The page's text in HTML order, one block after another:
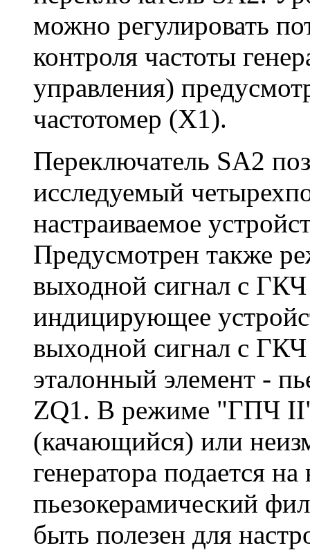
можно регулировать
контроля частоты
управления)
частотомер (Х1).
Переключатель SA2
исследуемый
настраиваемое
Предусмотрен также
выходной сигнал с
индицирующее
выходной сигнал с ГКЧ
эталонный элемент -
ZQ1. В режиме "ГПЧ
(качающийся) или
генератора подается на
пьезокерамический
быть полезен для